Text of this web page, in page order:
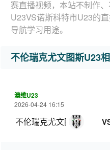
赛直播视频，本站不制作
U23VS诺斯科特市U23的
导航学习用途。
不伦瑞克尤文图斯U23
澳维U23
2026-04-24 16:15
不伦瑞克尤文图斯U23